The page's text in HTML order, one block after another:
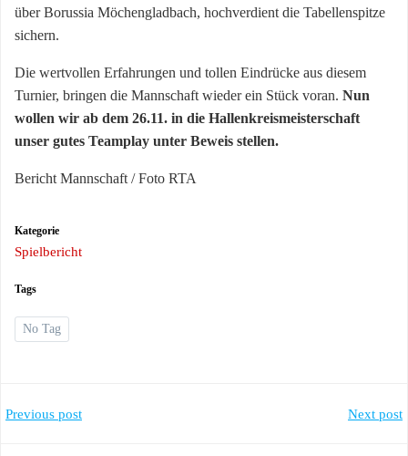
über Borussia Möchengladbach, hochverdient die Tabellenspitze
sichern.
Die wertvollen Erfahrungen und tollen Eindrücke aus diesem
Turnier, bringen die Mannschaft wieder ein Stück voran. Nun
wollen wir ab dem 26.11. in die Hallenkreismeisterschaft
unser gutes Teamplay unter Beweis stellen.
Bericht Mannschaft / Foto RTA
Kategorie
Spielbericht
Tags
No Tag
Post
Previous post Next post